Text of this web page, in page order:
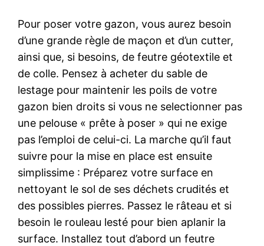
Pour poser votre gazon, vous aurez besoin
d’une grande règle de maçon et d’un cutter,
ainsi que, si besoins, de feutre géotextile et
de colle. Pensez à acheter du sable de
lestage pour maintenir les poils de votre
gazon bien droits si vous ne selectionner pas
une pelouse « prête à poser » qui ne exige
pas l’emploi de celui-ci. La marche qu’il faut
suivre pour la mise en place est ensuite
simplissime : Préparez votre surface en
nettoyant le sol de ses déchets crudités et
des possibles pierres. Passez le râteau et si
besoin le rouleau lesté pour bien aplanir la
surface. Installez tout d’abord un feutre